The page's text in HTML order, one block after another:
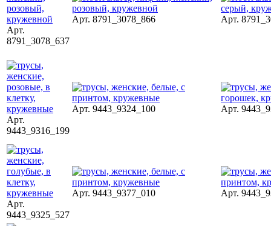
Арт.
8791_3078_637
Арт. 8791_3078_866 Арт.
Арт.
9443_9316_199
Арт. 9443_9324_100 Арт.
Арт.
9443_9325_527
Арт. 9443_9377_010 Арт.